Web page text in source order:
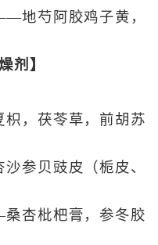
芍阿胶鸡子黄，
剂】
茯苓草，前胡苏
贝豉皮（栀皮、
枇杷膏，参冬胶